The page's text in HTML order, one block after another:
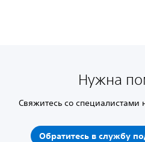
Нужна
Свяжитесь со
Обратитесь в службу